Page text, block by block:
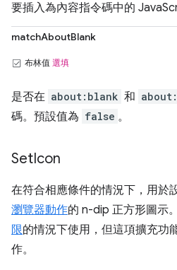
要插入為內容指令碼中的
matchAboutBlank
布林值 選填
是否在 about:blank 和
碼。預設值為 false 。
SetIcon
在符合相應條件的情況下，用於
瀏覽器動作的 n-dip 正方形圖示
限的情況下使用，但這項擴充功
作。